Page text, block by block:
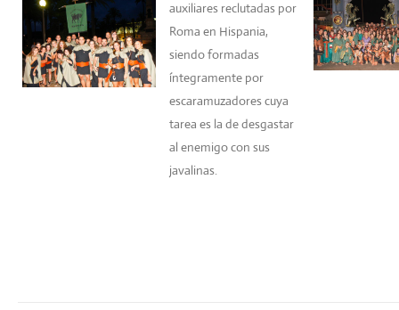
auxiliares reclutadas por
Roma en Hispania,
siendo formadas
íntegramente por
escaramuzadores cuya
tarea es la de desgastar
al enemigo con sus
javalinas.